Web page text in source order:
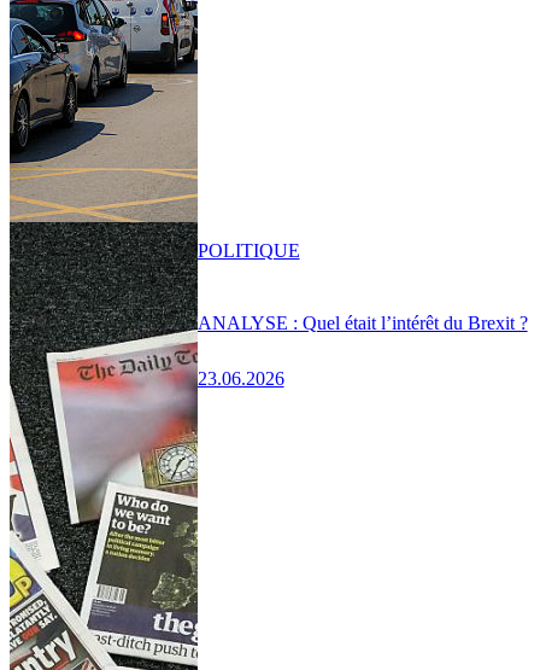
ANALYSE : Quel était l’intérêt du Brexit ?
23.06.2026
POLITIQUE